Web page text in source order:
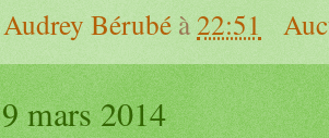
Audrey Bérubé à22:51
mars 2014